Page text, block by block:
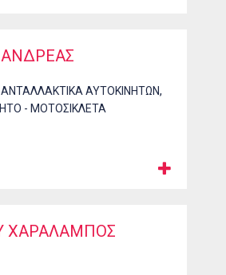
ΑΝΔΡΕΑΣ
ΑΝΤΑΛΛΑΚΤΙΚΑ ΑΥΤΟΚΙΝΗΤΩΝ,
- ΜΟΤΟΣΙΚΛΕΤΑ
ΧΑΡΑΛΑΜΠΟΣ